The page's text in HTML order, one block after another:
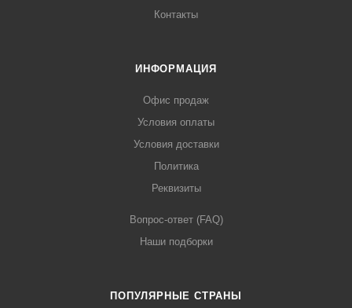
Контакты
ИНФОРМАЦИЯ
Офис продаж
Условия оплаты
Условия доставки
Политика
Реквизиты
Вопрос-ответ (FAQ)
Наши подборки
ПОПУЛЯРНЫЕ СТРАНЫ